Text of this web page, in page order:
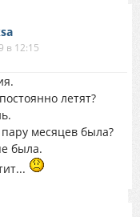
в 12:15
летят?
месяцев была?
была.